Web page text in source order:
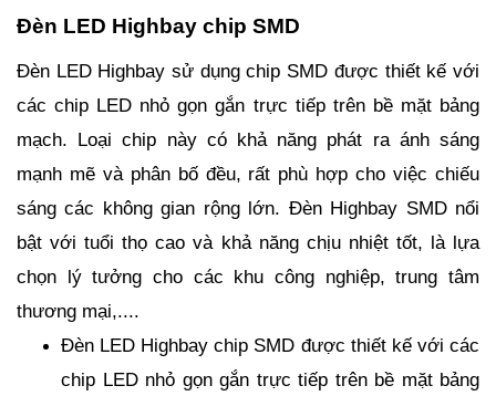
Đèn LED Highbay chip SMD
Đèn LED Highbay sử dụng chip SMD được thiết kế với
các chip LED nhỏ gọn gắn trực tiếp trên bề mặt bảng
mạch. Loại chip này có khả năng phát ra ánh sáng
mạnh mẽ và phân bố đều, rất phù hợp cho việc chiếu
sáng các không gian rộng lớn. Đèn Highbay SMD nổi
bật với tuổi thọ cao và khả năng chịu nhiệt tốt, là lựa
chọn lý tưởng cho các khu công nghiệp, trung tâm
thương mại,....
Đèn LED Highbay chip SMD được thiết kế với các
chip LED nhỏ gọn gắn trực tiếp trên bề mặt bảng